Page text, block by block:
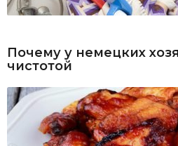
Почему у немецких
чистотой